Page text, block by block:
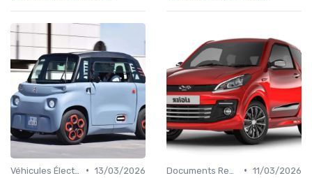
• 13/03/2026
• 11/03/2026